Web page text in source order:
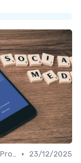
Outils IA de Productivité •
23/12/2025